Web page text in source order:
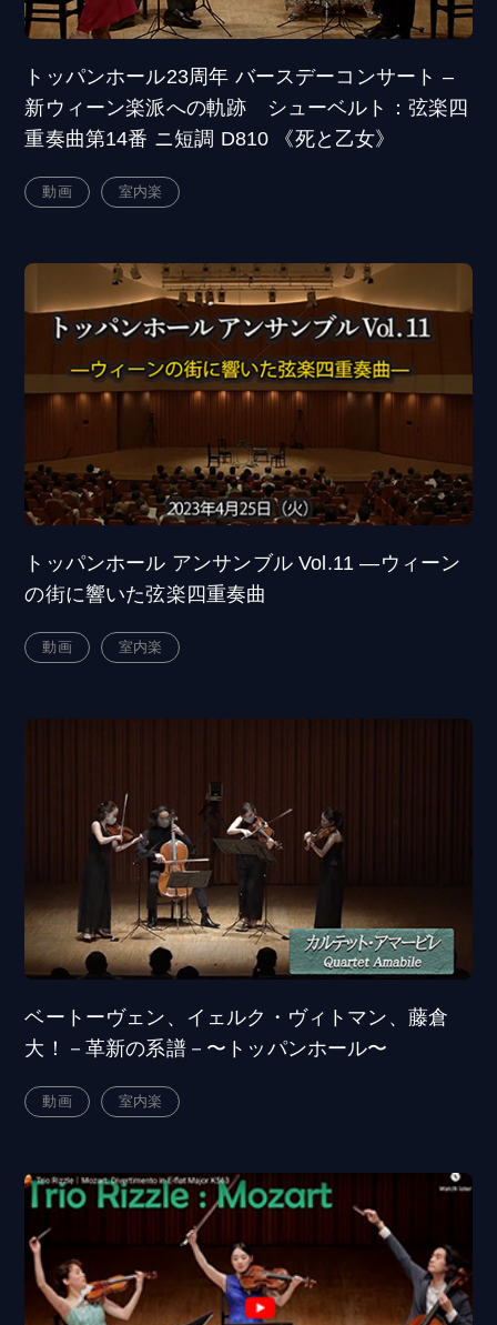
トッパンホール23周年 バースデーコンサート –
新ウィーン楽派への軌跡 シューベルト：弦楽四
重奏曲第14番 ニ短調 D810 《死と乙女》
動画 室内楽
トッパンホール アンサンブル Vol.11 ―ウィーン
の街に響いた弦楽四重奏曲
動画 室内楽
ベートーヴェン、イェルク・ヴィトマン、藤倉
大！－革新の系譜－〜トッパンホール〜
動画 室内楽